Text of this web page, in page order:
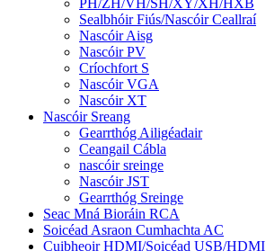
Sealbhóir Fiús/Nascóir Ceallraí
Nascóir Aisg
Nascóir PV
Críochfort S
Nascóir VGA
Nascóir XT
Nascóir Sreang
Gearrthóg Ailigéadair
Ceangail Cábla
nascóir sreinge
Nascóir JST
Gearrthóg Sreinge
Seac Mná Bioráin RCA
Soicéad Asraon Cumhachta AC
Cuibheoir HDMI/Soicéad USB/HDMI